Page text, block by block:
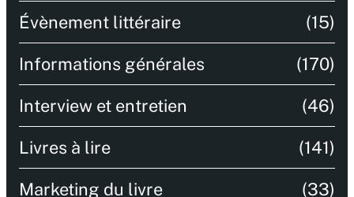
Évènement littéraire (15)
Informations générales (170)
Interview et entretien (46)
Livres à lire (141)
Marketing du livre (33)